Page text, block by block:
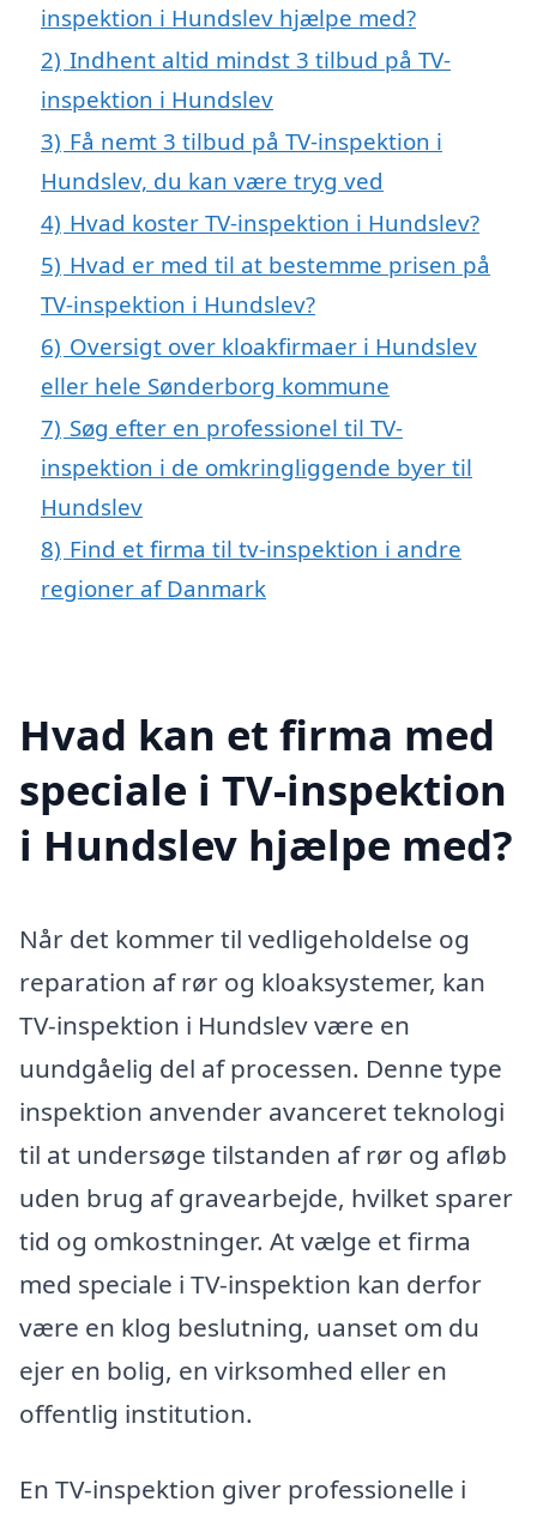
inspektion i Hundslev hjælpe med?
2) Indhent altid mindst 3 tilbud på TV-
inspektion i Hundslev
3) Få nemt 3 tilbud på TV-inspektion i
Hundslev, du kan være tryg ved
4) Hvad koster TV-inspektion i Hundslev?
5) Hvad er med til at bestemme prisen på
TV-inspektion i Hundslev?
6) Oversigt over kloakfirmaer i Hundslev
eller hele Sønderborg kommune
7) Søg efter en professionel til TV-
inspektion i de omkringliggende byer til
Hundslev
8) Find et firma til tv-inspektion i andre
regioner af Danmark
Hvad kan et firma med
speciale i TV-inspektion
i Hundslev hjælpe med?
Når det kommer til vedligeholdelse og
reparation af rør og kloaksystemer, kan
TV-inspektion i Hundslev være en
uundgåelig del af processen. Denne type
inspektion anvender avanceret teknologi
til at undersøge tilstanden af rør og afløb
uden brug af gravearbejde, hvilket sparer
tid og omkostninger. At vælge et firma
med speciale i TV-inspektion kan derfor
være en klog beslutning, uanset om du
ejer en bolig, en virksomhed eller en
offentlig institution.
En TV-inspektion giver professionelle i